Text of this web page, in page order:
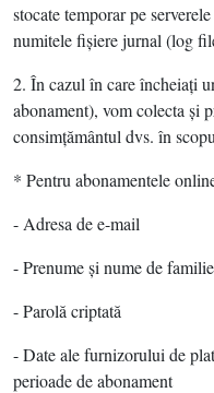
stocate temporar pe
numitele fişiere jurnal (log
2. În cazul în care încheiaţi
abonament), vom colecta şi
consimţământul dvs. în
* Pentru abonamentele
- Adresa de e-mail
- Prenume şi nume de familie
- Parolă criptată
- Date ale furnizorului de
perioade de abonament